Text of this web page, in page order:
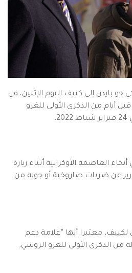
بايدن إلى كييف اليوم الإثنين، في
أيام من الذكرى الأولى للغزو
العاصمة الأوكرانية أثناء زيارة
عن ضربات صاروخية أو جوية من
لكييف، معتبرا أنها “علامة دعم
من الذكرى الأولى للغزو الروسي.